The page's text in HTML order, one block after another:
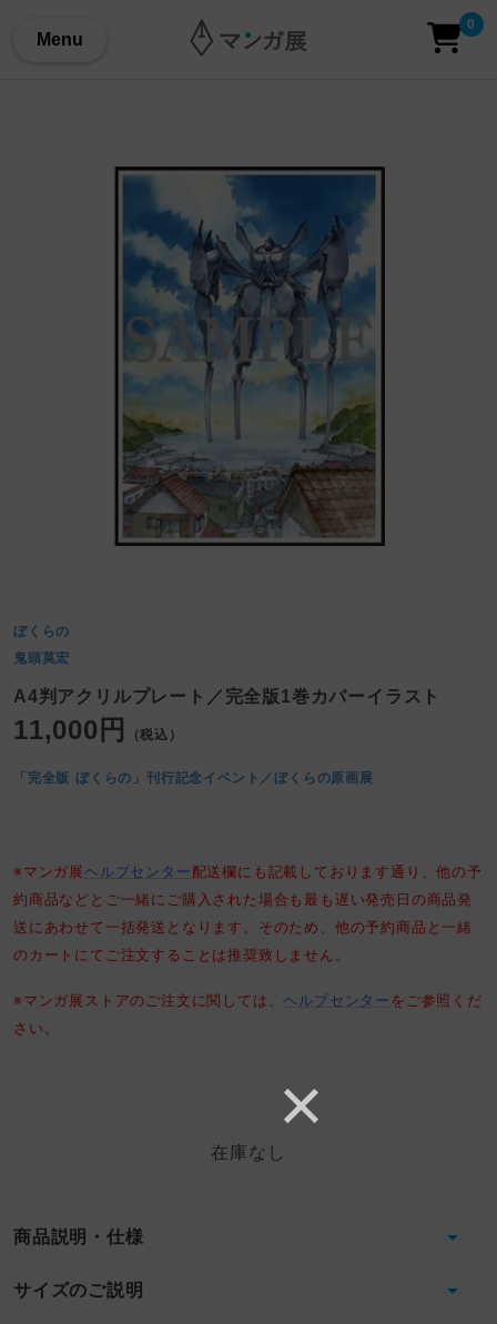
Menu
0
ぼくらの
鬼頭莫宏
A4判アクリルプレート／完全版1巻カバーイラスト
11,000円 （税込）
「完全版 ぼくらの」刊行記念イベント／ぼくらの原画展
※マンガ展ヘルプセンター 配送欄にも記載しております通り、他の予
約商品などとご一緒にご購入された場合も最も遅い発売日の商品発
送にあわせて一括発送となります。そのため、他の予約商品と一緒
のカートにてご注文することは推奨致しません。
※マンガ展ストアのご注文に関しては、ヘルプセンター をご参照くだ
さい。
在庫なし
商品説明・仕様
サイズのご説明